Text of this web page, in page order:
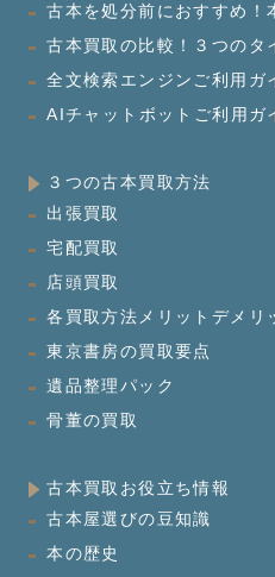
古本を処分前におすすめ！
古本買取の比較！３つのタ
全文検索エンジンご利用ガ
AIチャットボットご利用ガ
３つの古本買取方法
出張買取
宅配買取
店頭買取
各買取方法メリットデメリ
東京書房の買取要点
遺品整理パック
骨董の買取
古本買取お役立ち情報
古本屋選びの豆知識
本の歴史